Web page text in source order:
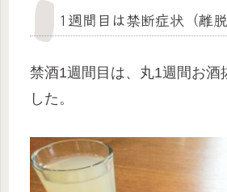
1週間目は禁断症状（離脱
禁酒1週間目は、丸1週間お酒
した。